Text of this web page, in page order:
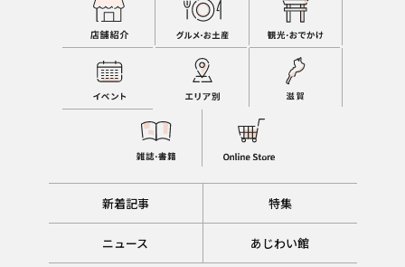
新着記事 特集
ニュース あじわい館